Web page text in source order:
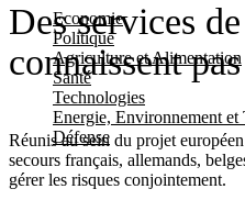
Economie
Politique
Agriculture et Alimentation
Santé
Technologies
Energie, Environnement et
Défense
Des services
connaissent
Réunis au sein du projet
secours français, allemands,
gérer les risques conjointement.